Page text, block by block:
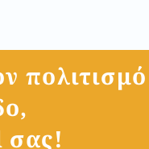
πολιτισμό
σας!